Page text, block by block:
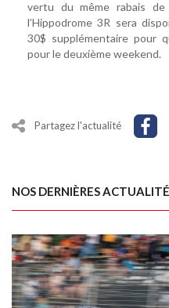
vertu du même rabais de
l’Hippodrome 3R sera
30$ supplémentaire pour
pour le deuxième weekend.
Partagez l'actualité
NOS DERNIÈRES